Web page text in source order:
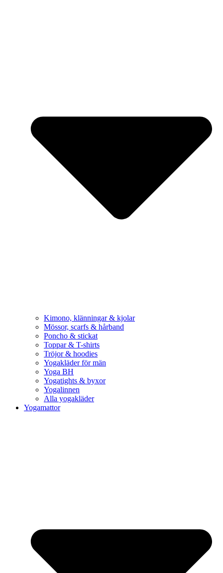
Kimono, klänningar & kjolar
Mössor, scarfs & hårband
Poncho & stickat
Toppar & T-shirts
Tröjor & hoodies
Yogakläder för män
Yoga BH
Yogatights & byxor
Yogalinnen
Alla yogakläder
Yogamattor